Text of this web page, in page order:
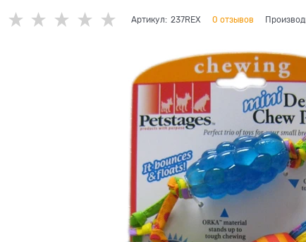
Артикул: 237REX 0 отзывов